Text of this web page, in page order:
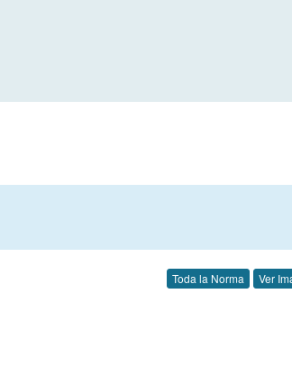
Toda la Norma Ver